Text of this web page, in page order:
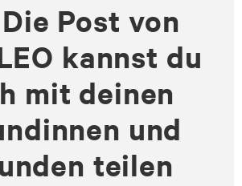
Die Post von
kannst du
mit deinen
und
teilen